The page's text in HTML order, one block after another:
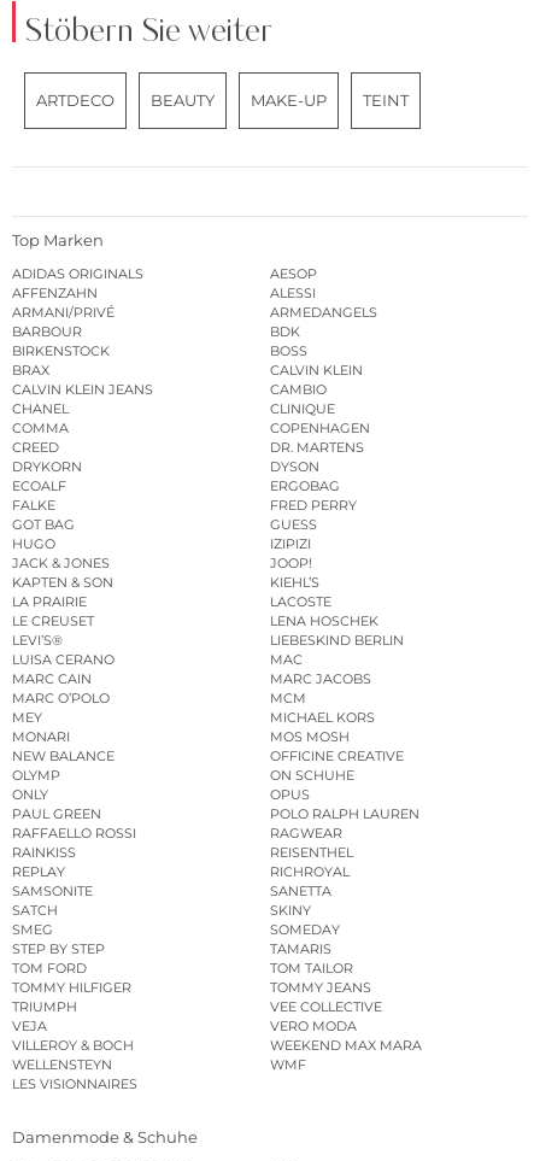
Stöbern Sie weiter
ARTDECO BEAUTY MAKE-UP TEINT
Top Marken
ADIDAS ORIGINALS
AESOP
AFFENZAHN
ALESSI
ARMANI/PRIVÉ
ARMEDANGELS
BARBOUR
BDK
BIRKENSTOCK
BOSS
BRAX
CALVIN KLEIN
CALVIN KLEIN JEANS
CAMBIO
CHANEL
CLINIQUE
COMMA
COPENHAGEN
CREED
DR. MARTENS
DRYKORN
DYSON
ECOALF
ERGOBAG
FALKE
FRED PERRY
GOT BAG
GUESS
HUGO
IZIPIZI
JACK & JONES
JOOP!
KAPTEN & SON
KIEHL’S
LA PRAIRIE
LACOSTE
LE CREUSET
LENA HOSCHEK
LEVI’S®
LIEBESKIND BERLIN
LUISA CERANO
MAC
MARC CAIN
MARC JACOBS
MARC O’POLO
MCM
MEY
MICHAEL KORS
MONARI
MOS MOSH
NEW BALANCE
OFFICINE CREATIVE
OLYMP
ON SCHUHE
ONLY
OPUS
PAUL GREEN
POLO RALPH LAUREN
RAFFAELLO ROSSI
RAGWEAR
RAINKISS
REISENTHEL
REPLAY
RICHROYAL
SAMSONITE
SANETTA
SATCH
SKINY
SMEG
SOMEDAY
STEP BY STEP
TAMARIS
TOM FORD
TOM TAILOR
TOMMY HILFIGER
TOMMY JEANS
TRIUMPH
VEE COLLECTIVE
VEJA
VERO MODA
VILLEROY & BOCH
WEEKEND MAX MARA
WELLENSTEYN
WMF
LES VISIONNAIRES
Damenmode & Schuhe